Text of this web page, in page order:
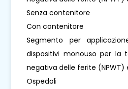
Senza contenitore
Con contenitore
Segmento per
dispositivi monouso per la
negativa delle ferite (NPWT)
Ospedali